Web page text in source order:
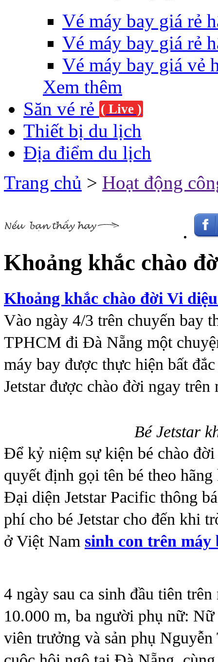
Vé máy bay giá rẻ
Vé máy bay giá rẻ
Vé máy bay giá vẻ
Xem thêm
Săn vé rẻ ( Live )
Thiết bị du lịch
Địa điểm du lịch
Trang chủ > Hoạt động
Khoảng khắc chào
Khoảng khắc chào đời Vi
Vào ngày 4/3 trên chuyến bay
TPHCM đi Đà Nẵng một
máy bay được thực hiện bất
Jetstar được chào đời ngay
Bé Jetstar
Để kỷ niệm sự kiện bé chào
quyết định gọi tên bé theo hãng
Đại diện Jetstar Pacific thông
phí cho bé Jetstar cho đến khi
ở Việt Nam sinh con trên máy
4 ngày sau ca sinh đầu tiên
10.000 m, ba người phụ nữ:
viên trưởng và sản phụ